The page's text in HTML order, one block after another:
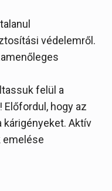
védelemről.
felül a
hogy az
Aktív
emelése